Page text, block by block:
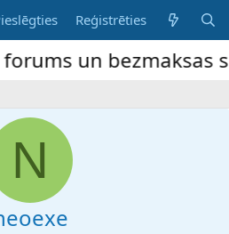
Reģistrēties
un bezmaksas
N